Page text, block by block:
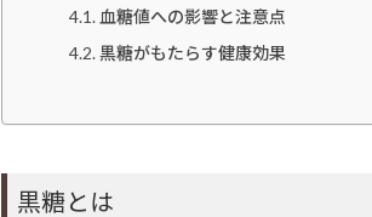
血糖値への影響と注意点
黒糖がもたらす健康効果
黒糖とは